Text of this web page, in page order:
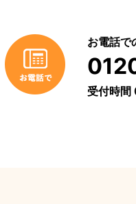
お電話で
受付時